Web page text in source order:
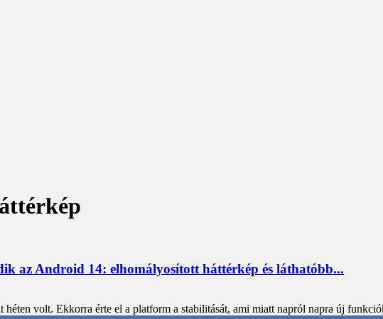
az Android 14: elhomályosított háttérkép és láthatóbb...
volt. Ekkorra érte el a platform a stabilitását, ami miatt napról napra új